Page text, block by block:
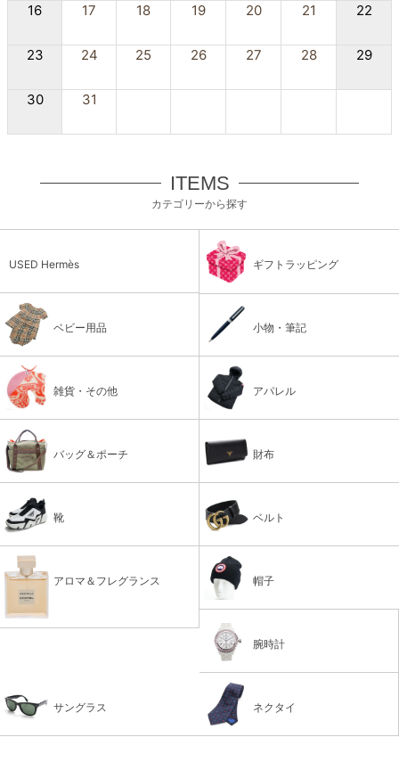
16 17 18 19 20 21 22
23 24 25 26 27 28 29
30 31
ITEMS
カテゴリーから探す
USED Hermès ギフトラッピング
ベビー用品 小物・筆記
雑貨・その他 アパレル
バッグ＆ポーチ 財布
靴 ベルト
アロマ＆フレグランス 帽子
腕時計
サングラス ネクタイ